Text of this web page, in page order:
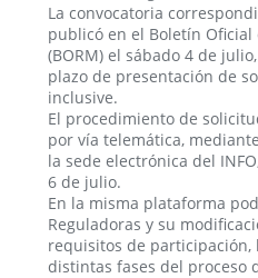
La convocatoria
publicó en el Boletín
(BORM) el sábado 4 de
plazo de presentación de
inclusive.
El procedimiento de
por vía telemática,
la sede electrónica del
6 de julio.
En la misma plataforma
Reguladoras y su
requisitos de participación,
distintas fases del proceso